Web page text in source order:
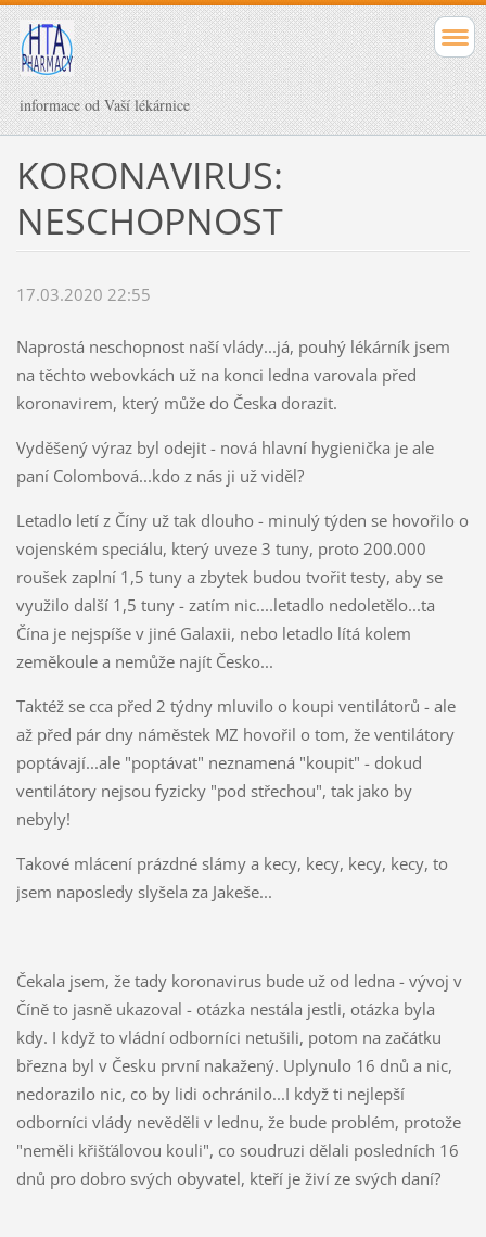
informace od Vaší lékárnice
KORONAVIRUS:
NESCHOPNOST
17.03.2020 22:55
Naprostá neschopnost naší vlády...já, pouhý lékárník jsem
na těchto webovkách už na konci ledna varovala před
koronavirem, který může do Česka dorazit.
Vyděšený výraz byl odejit - nová hlavní hygienička je ale
paní Colombová...kdo z nás ji už viděl?
Letadlo letí z Číny už tak dlouho - minulý týden se hovořilo o
vojenském speciálu, který uveze 3 tuny, proto 200.000
roušek zaplní 1,5 tuny a zbytek budou tvořit testy, aby se
využilo další 1,5 tuny - zatím nic....letadlo nedoletělo...ta
Čína je nejspíše v jiné Galaxii, nebo letadlo lítá kolem
zeměkoule a nemůže najít Česko...
Taktéž se cca před 2 týdny mluvilo o koupi ventilátorů - ale
až před pár dny náměstek MZ hovořil o tom, že ventilátory
poptávají...ale "poptávat" neznamená "koupit" - dokud
ventilátory nejsou fyzicky "pod střechou", tak jako by
nebyly!
Takové mlácení prázdné slámy a kecy, kecy, kecy, kecy, to
jsem naposledy slyšela za Jakeše...
Čekala jsem, že tady koronavirus bude už od ledna - vývoj v
Číně to jasně ukazoval - otázka nestála jestli, otázka byla
kdy. I když to vládní odborníci netušili, potom na začátku
března byl v Česku první nakažený. Uplynulo 16 dnů a nic,
nedorazilo nic, co by lidi ochránilo...I když ti nejlepší
odborníci vlády nevěděli v lednu, že bude problém, protože
"neměli křišťálovou kouli", co soudruzi dělali posledních 16
dnů pro dobro svých obyvatel, kteří je živí ze svých daní?